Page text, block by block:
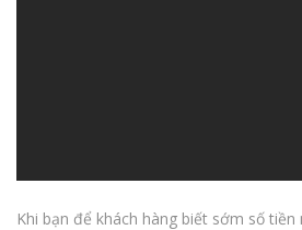
Khi bạn để khách hàng biết sớm số